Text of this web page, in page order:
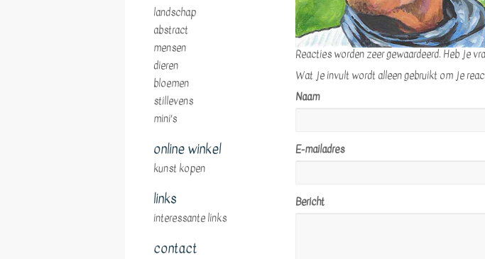
Reacties worden zeer gewaardeerd. Heb je
Wat je invult wordt alleen gebruikt om je
Naam
E-mailadres
Bericht
landschap
abstract
mensen
dieren
bloemen
stillevens
mini's
online winkel
kunst kopen
links
interessante links
contact